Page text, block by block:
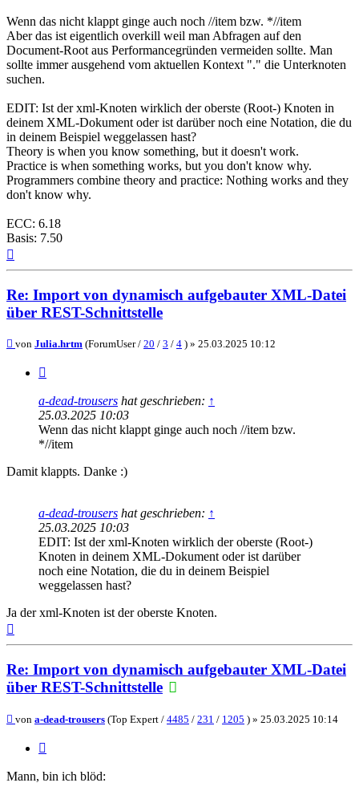
Wenn das nicht klappt ginge auch noch //item bzw. *//item
Aber das ist eigentlich overkill weil man Abfragen auf den
Document-Root aus Performancegründen vermeiden sollte. Man
sollte immer ausgehend vom aktuellen Kontext "." die Unterknoten
suchen.
EDIT: Ist der xml-Knoten wirklich der oberste (Root-) Knoten in
deinem XML-Dokument oder ist darüber noch eine Notation, die du
in deinem Beispiel weggelassen hast?
Theory is when you know something, but it doesn't work.
Practice is when something works, but you don't know why.
Programmers combine theory and practice: Nothing works and they
don't know why.
ECC: 6.18
Basis: 7.50
Re: Import von dynamisch aufgebauter XML-Datei
über REST-Schnittstelle
Beitrag
von Julia.hrtm (ForumUser / 20 / 3 / 4 ) » 25.03.2025 10:12
a-dead-trousers hat geschrieben: ↑
25.03.2025 10:03
Wenn das nicht klappt ginge auch noch //item bzw.
*//item
Damit klappts. Danke :)
a-dead-trousers hat geschrieben: ↑
25.03.2025 10:03
EDIT: Ist der xml-Knoten wirklich der oberste (Root-)
Knoten in deinem XML-Dokument oder ist darüber
noch eine Notation, die du in deinem Beispiel
weggelassen hast?
Ja der xml-Knoten ist der oberste Knoten.
Re: Import von dynamisch aufgebauter XML-Datei
über REST-Schnittstelle
Beitrag
von a-dead-trousers (Top Expert / 4485 / 231 / 1205 ) » 25.03.2025 10:14
Mann, bin ich blöd: